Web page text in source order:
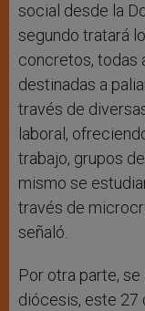
social desde la
segundo tratará
concretos, todas
destinadas a
través de
laboral,
trabajo, grupos
mismo se
través de
señaló.
Por otra parte,
diócesis, este 27